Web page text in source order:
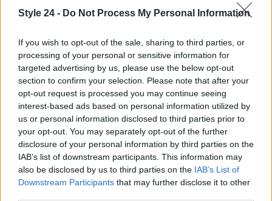
Style 24 - Do Not Process My Personal Information
If you wish to opt-out of the sale, sharing to third parties, or
processing of your personal or sensitive information for
targeted advertising by us, please use the below opt-out
section to confirm your selection. Please note that after your
opt-out request is processed you may continue seeing
interest-based ads based on personal information utilized by
us or personal information disclosed to third parties prior to
your opt-out. You may separately opt-out of the further
disclosure of your personal information by third parties on the
IAB’s list of downstream participants. This information may
also be disclosed by us to third parties on the IAB’s List of
Downstream Participants that may further disclose it to other